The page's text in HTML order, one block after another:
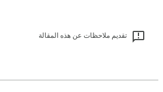
تقديم ملاحظات عن هذه المقالة